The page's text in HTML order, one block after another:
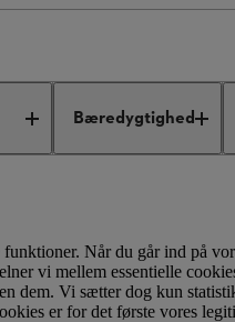
Bæredygtighed
Når du går ind på
vi mellem essentielle
dem. Vi sætter dog kun
er for det første vores